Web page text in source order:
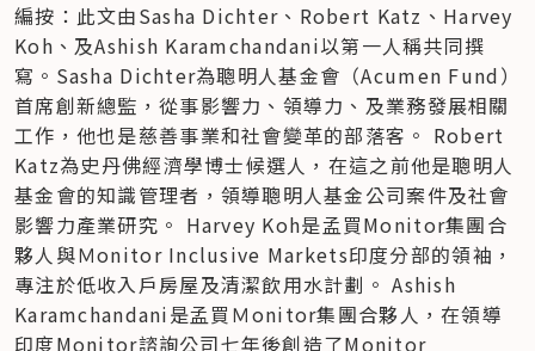
編按：此文由Sasha Dichter、Robert Katz、Harvey
Koh、及Ashish Karamchandani以第一人稱共同撰
寫。Sasha Dichter為聰明人基金會（Acumen Fund）
首席創新總監，從事影響力、領導力、及業務發展相關
工作，他也是慈善事業和社會變革的部落客。 Robert
Katz為史丹佛經濟學博士候選人，在這之前他是聰明人
基金會的知識管理者，領導聰明人基金公司案件及社會
影響力產業研究。 Harvey Koh是孟買Monitor集團合
夥人與Ｍonitor Inclusive Markets印度分部的領袖，
專注於低收入戶房屋及清潔飲用水計劃。 Ashish
Karamchandani是孟買Ｍonitor集團合夥人，在領導
印度Monitor諮詢公司七年後創造了Monitor